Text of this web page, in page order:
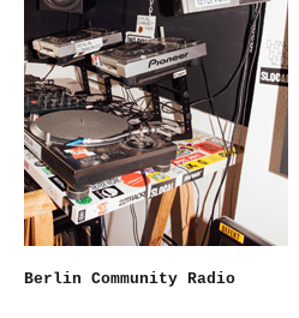
Berlin Community Radio